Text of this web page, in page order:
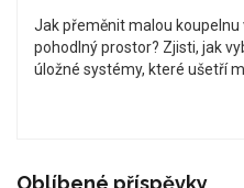
Jak přeměnit malou koupelnu
pohodlný prostor? Zjisti, jak
úložné systémy, které ušetří
Oblíbené příspěvky